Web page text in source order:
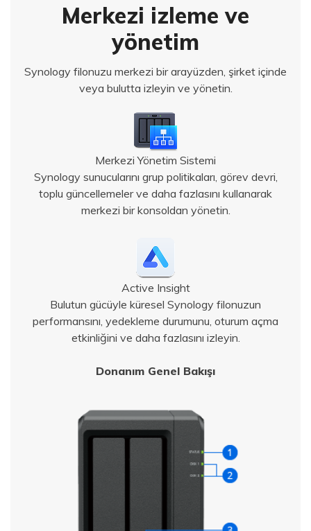
Merkezi izleme ve
yönetim
Synology filonuzu merkezi bir arayüzden, şirket içinde
veya bulutta izleyin ve yönetin.
Merkezi Yönetim Sistemi
Synology sunucularını grup politikaları, görev devri,
toplu güncellemeler ve daha fazlasını kullanarak
merkezi bir konsoldan yönetin.
Active Insight
Bulutun gücüyle küresel Synology filonuzun
performansını, yedekleme durumunu, oturum açma
etkinliğini ve daha fazlasını izleyin.
Donanım Genel Bakışı